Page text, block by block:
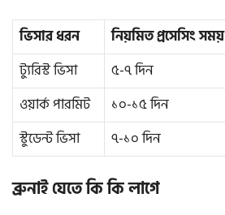
ভিসার ধরন নিয়মিত প্রসেসিং সময়
ট্যুরিস্ট ভিসা
৫-৭ দিন
ওয়ার্ক পারমিট
১০-১৫ দিন
স্টুডেন্ট ভিসা
৭-১০ দিন
ব্রুনাই যেতে কি কি লাগে